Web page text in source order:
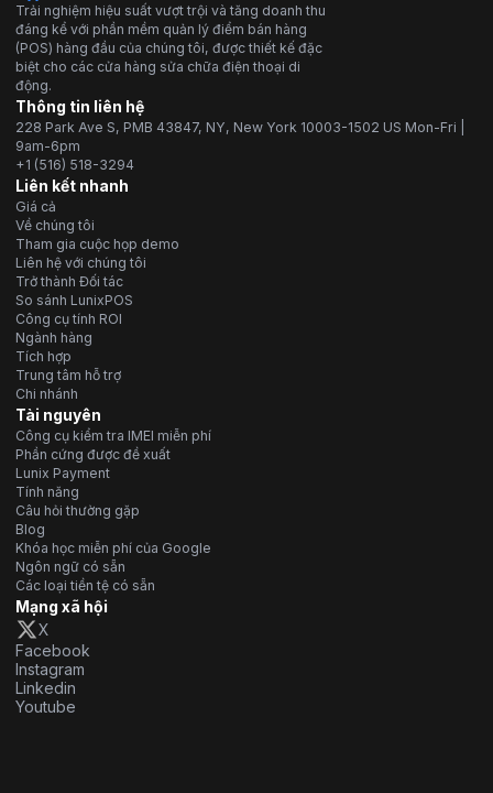
Trải nghiệm hiệu suất vượt trội và tăng doanh thu
đáng kể với phần mềm quản lý điểm bán hàng
(POS) hàng đầu của chúng tôi, được thiết kế đặc
biệt cho các cửa hàng sửa chữa điện thoại di
động.
Thông tin liên hệ
228 Park Ave S, PMB 43847, NY, New York 10003-1502 US Mon-Fri |
9am-6pm
+1 (516) 518-3294
Liên kết nhanh
Giá cả
Về chúng tôi
Tham gia cuộc họp demo
Liên hệ với chúng tôi
Trở thành Đối tác
So sánh LunixPOS
Công cụ tính ROI
Ngành hàng
Tích hợp
Trung tâm hỗ trợ
Chi nhánh
Tài nguyên
Công cụ kiểm tra IMEI miễn phí
Phần cứng được đề xuất
Lunix Payment
Tính năng
Câu hỏi thường gặp
Blog
Khóa học miễn phí của Google
Ngôn ngữ có sẵn
Các loại tiền tệ có sẵn
Mạng xã hội
X
Facebook
Instagram
Linkedin
Youtube